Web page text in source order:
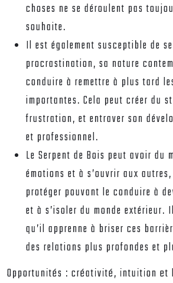
choses ne se déroulent pas
souhaite.
Il est également susceptible de
procrastination, sa nature
conduire à remettre à plus tard
importantes. Cela peut créer du
frustration, et entraver son
et professionnel.
Le Serpent de Bois peut avoir du
émotions et à s’ouvrir aux
protéger pouvant le conduire à
et à s’isoler du monde extérieur.
qu’il apprenne à briser ces
des relations plus profondes et
Opportunités : créativité, intuition et